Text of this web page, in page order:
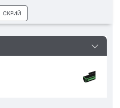
СКРИЙ